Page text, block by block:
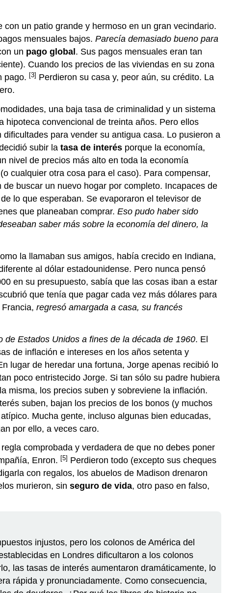
un patio grande y hermoso en un gran vecindario.
mensuales bajos. Parecía demasiado bueno para
un pago global . Sus pagos mensuales eran tan
Cuando los precios de las viviendas en su zona
pago. [3] Perdieron su casa y, peor aún, su crédito. La
una baja tasa de criminalidad y un sistema
hipoteca convencional de treinta años. Pero ellos
para vender su antigua casa. Lo pusieron a
subir la tasa de interés porque la economía,
nivel de precios más alto en toda la economía
cualquier otra cosa para el caso). Para compensar,
buscar un nuevo hogar por completo. Incapaces de
lo que esperaban. Se evaporaron el televisor de
que planeaban comprar. Eso pudo haber sido
saber más sobre la economía del dinero, la
la llamaban sus amigos, había crecido en Indiana,
al dólar estadounidense. Pero nunca pensó
en su presupuesto, sabía que las cosas iban a estar
que tenía que pagar cada vez más dólares para
regresó amargada a casa, su francés
Estados Unidos a fines de la década de 1960. El
de inflación e intereses en los años setenta y
lugar de heredar una fortuna, Jorge apenas recibió lo
poco entristecido Jorge. Si tan sólo su padre hubiera
misma, los precios suben y sobreviene la inflación.
suben, bajan los precios de los bonos (y muchos
Mucha gente, incluso algunas bien educadas,
por ello, a veces caro.
comprobada y verdadera de que no debes poner
Enron. [5] Perdieron todo (excepto sus cheques
con regalos, los abuelos de Madison drenaron
murieron, sin seguro de vida, otro paso en falso,
injustos, pero los colonos de América del
en Londres dificultaron a los colonos
las tasas de interés aumentaron dramáticamente, lo
rápida y pronunciadamente. Como consecuencia,